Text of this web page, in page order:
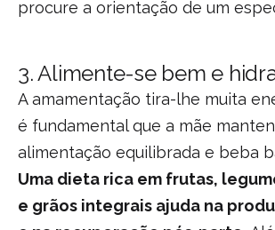
procure a orientação de um
3.Alimente-se bem e
A amamentação tira-lhe muita
é fundamental que a mãe
alimentação equilibrada e beba
Uma dieta rica em frutas,
e grãos integrais ajuda na